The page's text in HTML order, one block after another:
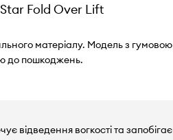
Fold Over Lift
матеріалу. Модель з гумовою
до пошкоджень.
відведення вогкості та запобігає